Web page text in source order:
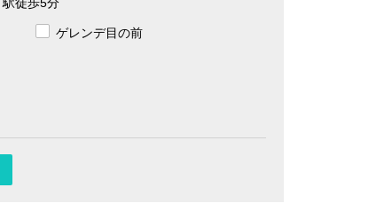
ゲレンデ目の前